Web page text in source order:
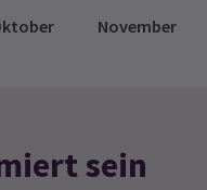
November
sein